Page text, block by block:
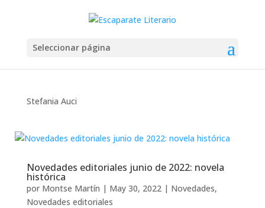
Seleccionar página
Stefania Auci
Novedades editoriales junio de 2022: novela
histórica
por Montse Martín | May 30, 2022| Novedades,
Novedades editoriales